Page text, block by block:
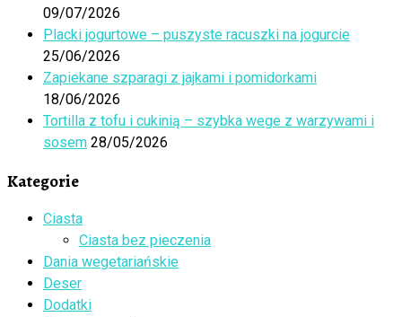
09/07/2026
Placki jogurtowe – puszyste racuszki na jogurcie
25/06/2026
Zapiekane szparagi z jajkami i pomidorkami
18/06/2026
Tortilla z tofu i cukinią – szybka wege z warzywami i
sosem 28/05/2026
Kategorie
Ciasta
Ciasta bez pieczenia
Dania wegetariańskie
Deser
Dodatki